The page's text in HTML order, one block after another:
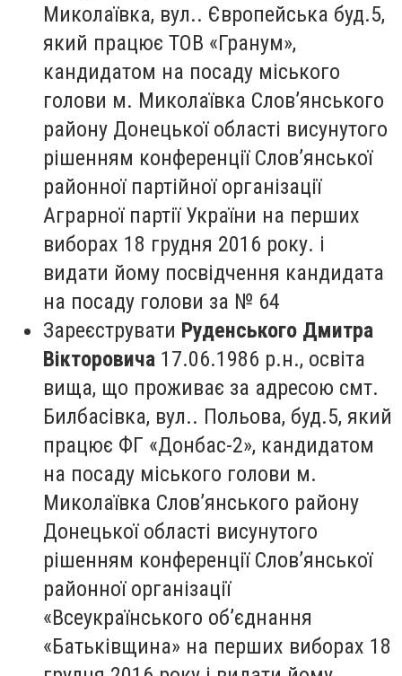
Миколаївка, вул.. Європейська буд.5,
який працює ТОВ «Гранум»,
кандидатом на посаду міського
голови м. Миколаївка Слов’янського
району Донецької області висунутого
рішенням конференції Слов’янської
районної партійної організації
Аграрної партії України на перших
виборах 18 грудня 2016 року. і
видати йому посвідчення кандидата
на посаду голови за № 64
Зареєструвати Руденського Дмитра
Вікторовича 17.06.1986 р.н., освіта
вища, що проживає за адресою смт.
Билбасівка, вул.. Польова, буд.5, який
працює ФГ «Донбас-2», кандидатом
на посаду міського голови м.
Миколаївка Слов’янського району
Донецької області висунутого
рішенням конференції Слов’янської
районної організації
«Всеукраїнського об’єднання
«Батьківщина» на перших виборах 18